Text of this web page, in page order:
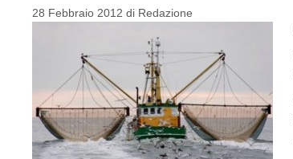
28 Febbraio 2012 di Redazione